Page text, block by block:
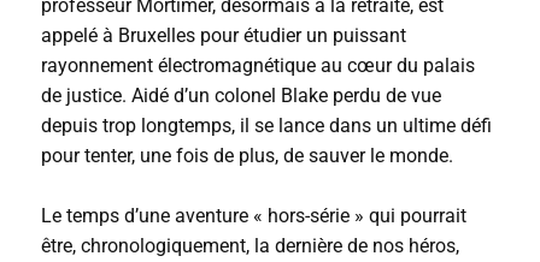
professeur Mortimer, désormais à la retraite, est
appelé à Bruxelles pour étudier un puissant
rayonnement électromagnétique au cœur du palais
de justice. Aidé d’un colonel Blake perdu de vue
depuis trop longtemps, il se lance dans un ultime défi
pour tenter, une fois de plus, de sauver le monde.
Le temps d’une aventure « hors-série » qui pourrait
être, chronologiquement, la dernière de nos héros,